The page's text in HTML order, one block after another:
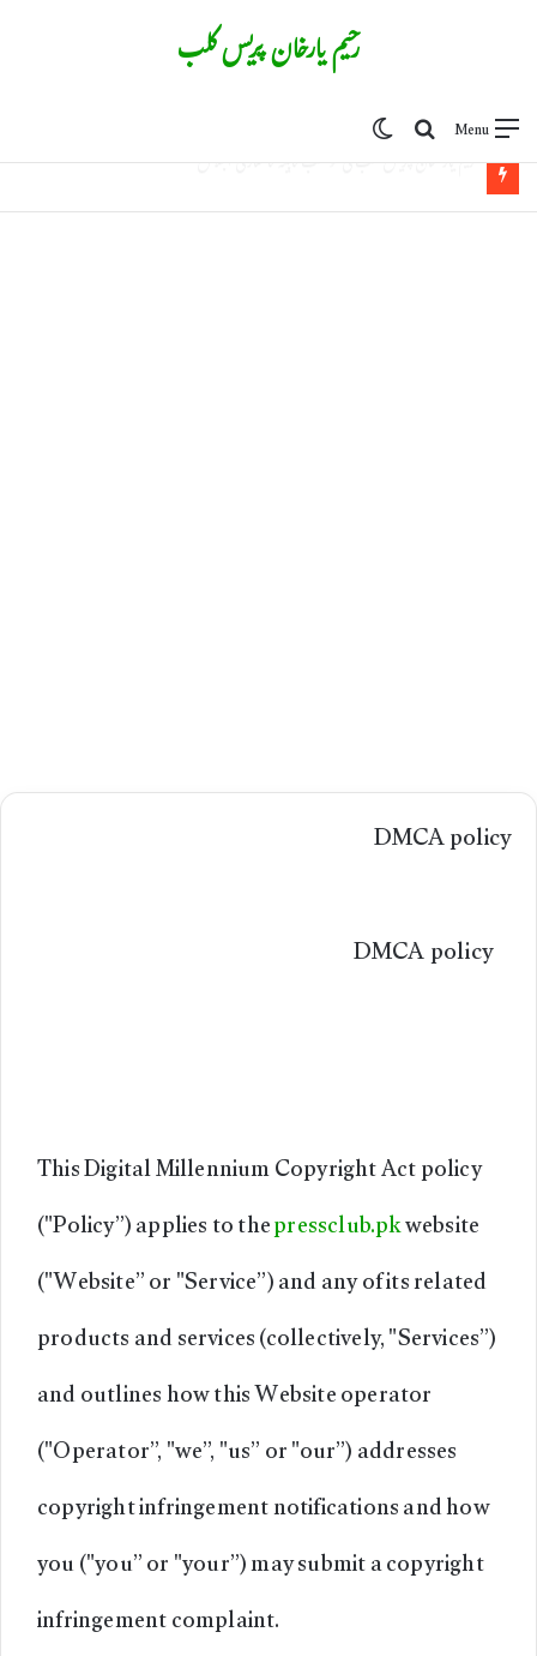
رحیم یارخان پریس کلب
Menu
Search for
DMCA policy
DMCA policy
This Digital Millennium Copyright Act policy
("Policy”) applies to thepressclub.pkwebsite
("Website” or "Service”) and any of its related
products and services (collectively, "Services”)
and outlines how this Website operator
("Operator”, "we”, "us” or "our”) addresses
copyright infringement notifications and how
you ("you” or "your”) may submit a copyright
infringement complaint.